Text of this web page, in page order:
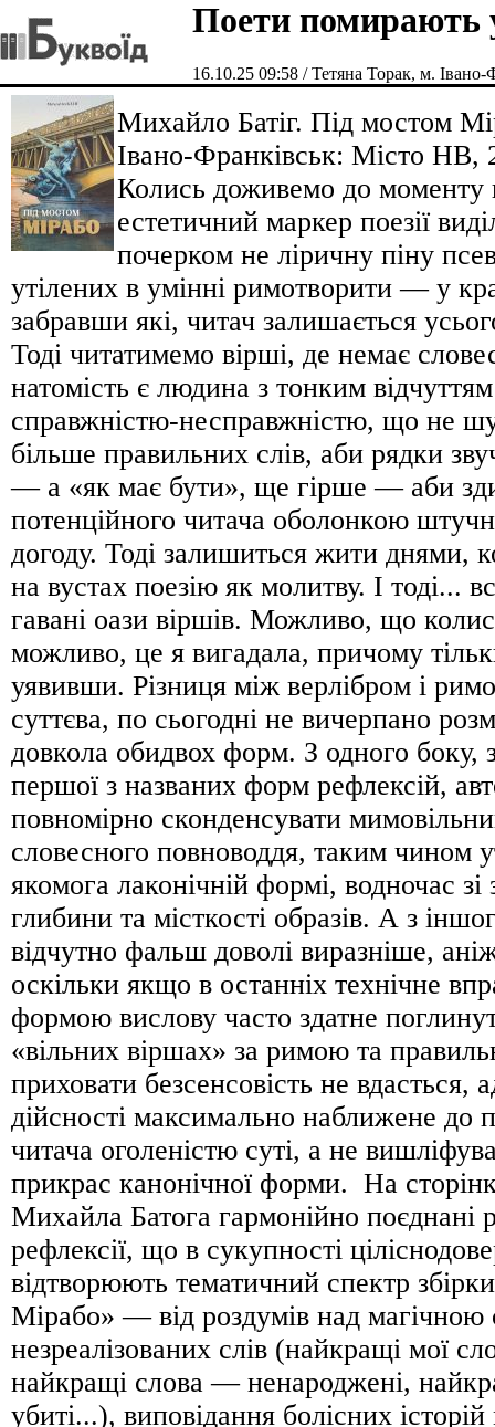
Поети помирають
16.10.25 09:58 / Тетяна Торак, м. Івано-
Михайло Батіг. Під мостом
Івано-Франківськ: Місто НВ,
Колись доживемо до моменту
естетичний маркер поезії
почерком не ліричну піну
утілених в умінні римотворити — у
забравши які, читач залишається
Тоді читатимемо вірші, де немає
натомість є людина з тонким
справжністю-несправжністю, що не
більше правильних слів, аби рядки
— а «як має бути», ще гірше — аби
потенційного читача оболонкою
догоду. Тоді залишиться жити днями,
на вустах поезію як молитву. І тоді...
гавані оази віршів. Можливо, що
можливо, це я вигадала, причому
уявивши. Різниця між верлібром і
суттєва, по сьогодні не вичерпано
довкола обидвох форм. З одного боку,
першої з названих форм рефлексій,
повномірно сконденсувати
словесного повноводдя, таким чином
якомога лаконічній формі, водночас
глибини та місткості образів. А з
відчутно фальш доволі виразніше,
оскільки якщо в останніх технічне
формою вислову часто здатне
«вільних віршах» за римою та
приховати безсенсовість не вдасться,
дійсності максимально наближене до
читача оголеністю суті, а не
прикрас канонічної форми. На
Михайла Батога гармонійно поєднані
рефлексії, що в сукупності
відтворюють тематичний спектр
Мірабо» — від роздумів над
незреалізованих слів (найкращі мої
найкращі слова — ненароджені,
убиті...), виповідання болісних